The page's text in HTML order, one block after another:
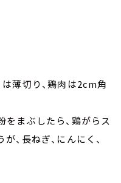
薄切り、鶏肉は2cm角
をまぶしたら、鶏がらス
、長ねぎ、にんにく、